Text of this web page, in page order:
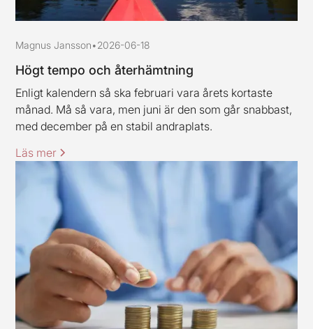
Magnus Jansson•2026-06-18
Högt tempo och återhämtning
Enligt kalendern så ska februari vara årets kortaste
månad. Må så vara, men juni är den som går snabbast,
med december på en stabil andraplats.
Läs mer